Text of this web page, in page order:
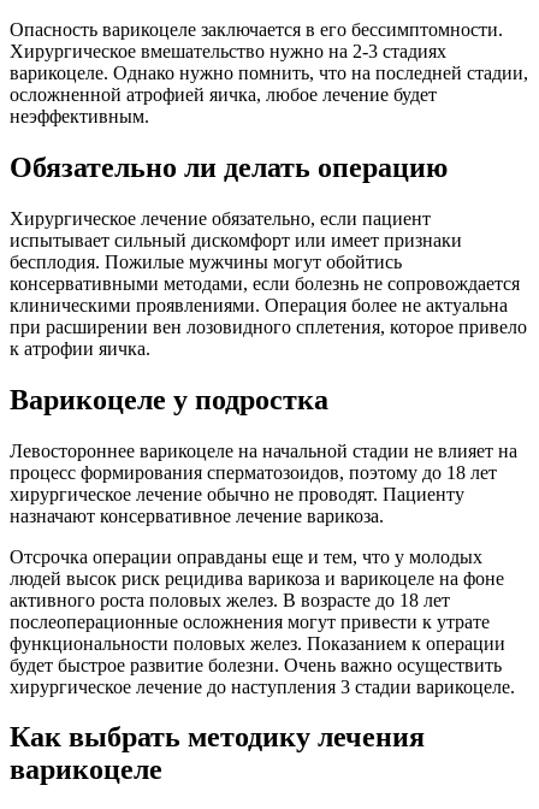
Опасность варикоцеле заключается в его бессимптомности.
Хирургическое вмешательство нужно на 2-3 стадиях
варикоцеле. Однако нужно помнить, что на последней стадии,
осложненной атрофией яичка, любое лечение будет
неэффективным.
Обязательно ли делать операцию
Хирургическое лечение обязательно, если пациент
испытывает сильный дискомфорт или имеет признаки
бесплодия. Пожилые мужчины могут обойтись
консервативными методами, если болезнь не сопровождается
клиническими проявлениями. Операция более не актуальна
при расширении вен лозовидного сплетения, которое привело
к атрофии яичка.
Варикоцеле у подростка
Левостороннее варикоцеле на начальной стадии не влияет на
процесс формирования сперматозоидов, поэтому до 18 лет
хирургическое лечение обычно не проводят. Пациенту
назначают консервативное лечение варикоза.
Отсрочка операции оправданы еще и тем, что у молодых
людей высок риск рецидива варикоза и варикоцеле на фоне
активного роста половых желез. В возрасте до 18 лет
послеоперационные осложнения могут привести к утрате
функциональности половых желез. Показанием к операции
будет быстрое развитие болезни. Очень важно осуществить
хирургическое лечение до наступления 3 стадии варикоцеле.
Как выбрать методику лечения
варикоцеле